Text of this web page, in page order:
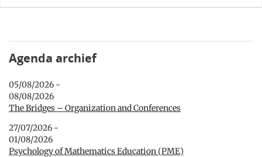
Agenda archief
05/08/2026 -
08/08/2026
The Bridges – Organization and Conferences
27/07/2026 -
01/08/2026
Psychology of Mathematics Education (PME)